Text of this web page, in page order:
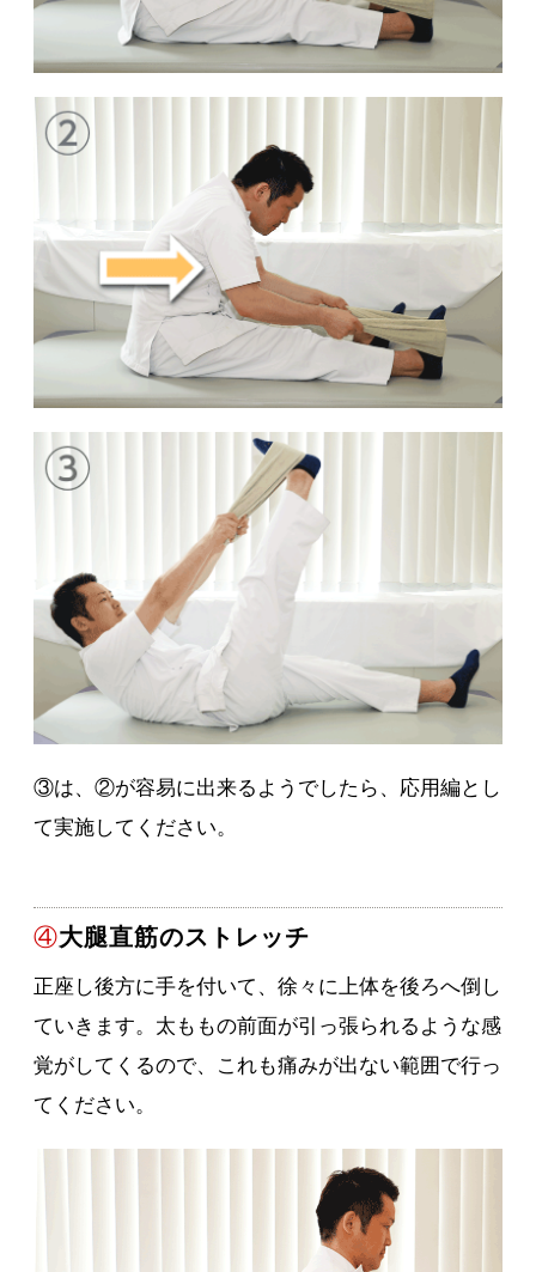
③は、②が容易に出来るようでしたら、応用編とし
て実施してください。
④大腿直筋のストレッチ
正座し後方に手を付いて、徐々に上体を後ろへ倒し
ていきます。太ももの前面が引っ張られるような感
覚がしてくるので、これも痛みが出ない範囲で行っ
てください。